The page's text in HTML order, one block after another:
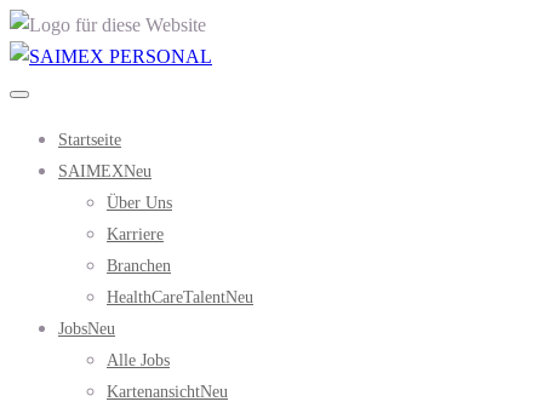
Startseite
SAIMEXNeu
Über Uns
Karriere
Branchen
HealthCareTalentNeu
JobsNeu
Alle Jobs
KartenansichtNeu